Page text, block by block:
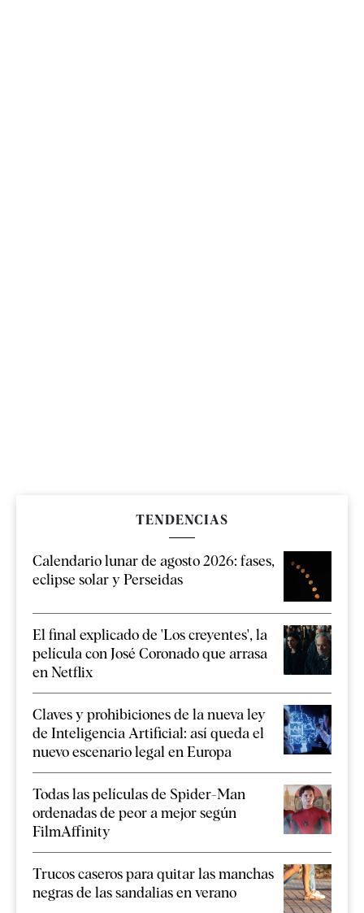
TENDENCIAS
Calendario lunar de agosto 2026: fases,
eclipse solar y Perseidas
El final explicado de 'Los creyentes', la
película con José Coronado que arrasa
en Netflix
Claves y prohibiciones de la nueva ley
de Inteligencia Artificial: así queda el
nuevo escenario legal en Europa
Todas las películas de Spider-Man
ordenadas de peor a mejor según
FilmAffinity
Trucos caseros para quitar las manchas
negras de las sandalias en verano